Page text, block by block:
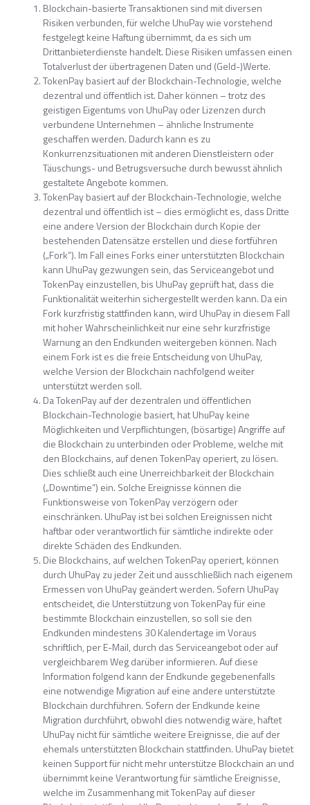
Blockchain-basierte Transaktionen sind mit diversen
Risiken verbunden, für welche UhuPay wie vorstehend
festgelegt keine Haftung übernimmt, da es sich um
Drittanbieterdienste handelt. Diese Risiken umfassen einen
Totalverlust der übertragenen Daten und (Geld-)Werte.
TokenPay basiert auf der Blockchain-Technologie, welche
dezentral und öffentlich ist. Daher können – trotz des
geistigen Eigentums von UhuPay oder Lizenzen durch
verbundene Unternehmen – ähnliche Instrumente
geschaffen werden. Dadurch kann es zu
Konkurrenzsituationen mit anderen Dienstleistern oder
Täuschungs- und Betrugsversuche durch bewusst ähnlich
gestaltete Angebote kommen.
TokenPay basiert auf der Blockchain-Technologie, welche
dezentral und öffentlich ist – dies ermöglicht es, dass Dritte
eine andere Version der Blockchain durch Kopie der
bestehenden Datensätze erstellen und diese fortführen
(„Fork“). Im Fall eines Forks einer unterstützten Blockchain
kann UhuPay gezwungen sein, das Serviceangebot und
TokenPay einzustellen, bis UhuPay geprüft hat, dass die
Funktionalität weiterhin sichergestellt werden kann. Da ein
Fork kurzfristig stattfinden kann, wird UhuPay in diesem Fall
mit hoher Wahrscheinlichkeit nur eine sehr kurzfristige
Warnung an den Endkunden weitergeben können. Nach
einem Fork ist es die freie Entscheidung von UhuPay,
welche Version der Blockchain nachfolgend weiter
unterstützt werden soll.
Da TokenPay auf der dezentralen und öffentlichen
Blockchain-Technologie basiert, hat UhuPay keine
Möglichkeiten und Verpflichtungen, (bösartige) Angriffe auf
die Blockchain zu unterbinden oder Probleme, welche mit
den Blockchains, auf denen TokenPay operiert, zu lösen.
Dies schließt auch eine Unerreichbarkeit der Blockchain
(„Downtime“) ein. Solche Ereignisse können die
Funktionsweise von TokenPay verzögern oder
einschränken. UhuPay ist bei solchen Ereignissen nicht
haftbar oder verantwortlich für sämtliche indirekte oder
direkte Schäden des Endkunden.
Die Blockchains, auf welchen TokenPay operiert, können
durch UhuPay zu jeder Zeit und ausschließlich nach eigenem
Ermessen von UhuPay geändert werden. Sofern UhuPay
entscheidet, die Unterstützung von TokenPay für eine
bestimmte Blockchain einzustellen, so soll sie den
Endkunden mindestens 30 Kalendertage im Voraus
schriftlich, per E-Mail, durch das Serviceangebot oder auf
vergleichbarem Weg darüber informieren. Auf diese
Information folgend kann der Endkunde gegebenenfalls
eine notwendige Migration auf eine andere unterstützte
Blockchain durchführen. Sofern der Endkunde keine
Migration durchführt, obwohl dies notwendig wäre, haftet
UhuPay nicht für sämtliche weitere Ereignisse, die auf der
ehemals unterstützten Blockchain stattfinden. UhuPay bietet
keinen Support für nicht mehr unterstütze Blockchain an und
übernimmt keine Verantwortung für sämtliche Ereignisse,
welche im Zusammenhang mit TokenPay auf dieser